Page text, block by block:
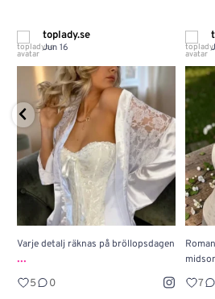
toplady.se
Jun 16
Varje detalj räknas på bröllopsdagen
...
5 0 7